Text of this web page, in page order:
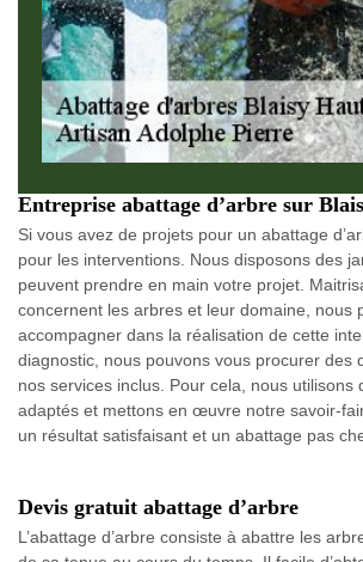
Entreprise abattage d’arbre sur
Si vous avez de projets pour un abattage
pour les interventions. Nous disposons des
peuvent prendre en main votre projet.
concernent les arbres et leur domaine, nous
accompagner dans la réalisation de cette
diagnostic, nous pouvons vous procurer des
nos services inclus. Pour cela, nous utilisons
adaptés et mettons en œuvre notre savoir-
un résultat satisfaisant et un abattage pas
Devis gratuit abattage d’arbre
L’abattage d’arbre consiste à abattre les